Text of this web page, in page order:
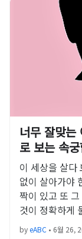
너무 잘맞
로 보는 속
이 세상을 살다
없이 살아가야
짝이 있고 또
것이 정확하게
byeABC • 6월 26,